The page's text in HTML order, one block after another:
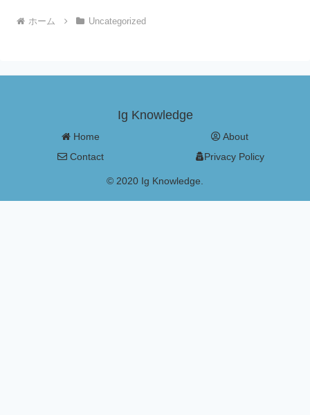
ホーム Uncategorized
Ig Knowledge
Home
About
Contact
Privacy Policy
© 2020 Ig Knowledge.